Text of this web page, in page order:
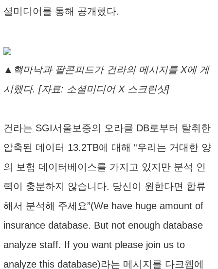
셜미디어를 통해 공개했다.
▲핵마낙과 팔콘피드가 건라의 메시지를 X에 게
시했다. [자료: 소셜미디어 X 스크린샷]
건라는 SGI서울보증의 오라클 DB로부터 탈취한
압축된 데이터 13.2TB에 대해 “우리는 거대한 양
의 보험 데이터베이스를 가지고 있지만 분석 인
력이 충분하지 않습니다. 당신이 원한다면 합류
해서 분석해 주세요”(We have huge amount of
insurance database. But not enough database
analyze staff. If you want please join us to
analyze this database)라는 메시지를 다크웹에